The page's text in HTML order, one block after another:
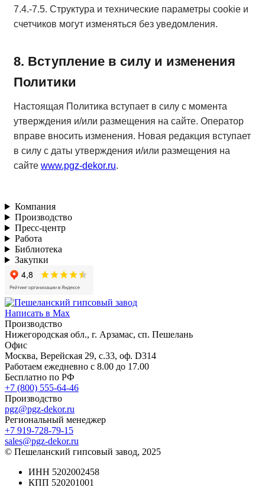
7.4.-7.5. Структура и технические параметры cookie и
счетчиков могут изменяться без уведомления.
8. Вступление в силу и изменения
Политики
Настоящая Политика вступает в силу с момента
утверждения и/или размещения на сайте. Оператор
вправе вносить изменения. Новая редакция вступает
в силу с даты утверждения и/или размещения на
сайте www.pgz-dekor.ru.
Компания
Производство
Пресс-центр
Работа
Библиотека
Закупки
Написать в Max
Производство
Нижегородская обл., г. Арзамас, сп. Пешелань
Офис
Москва, Верейская 29, с.33, оф. D314
Работаем ежедневно с 8.00 до 17.00
Бесплатно по РФ
+7 (800) 555-64-46
Производство
pgz@pgz-dekor.ru
Региональный менеджер
+7 919-728-79-15
sales@pgz-dekor.ru
© Пешеланский гипсовый завод, 2025
ИНН 5202002458
КПП 520201001